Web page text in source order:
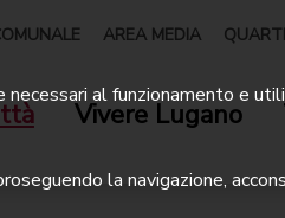
AREA MEDIA
Vivere Lugano
al funzionamento e
la navigazione,